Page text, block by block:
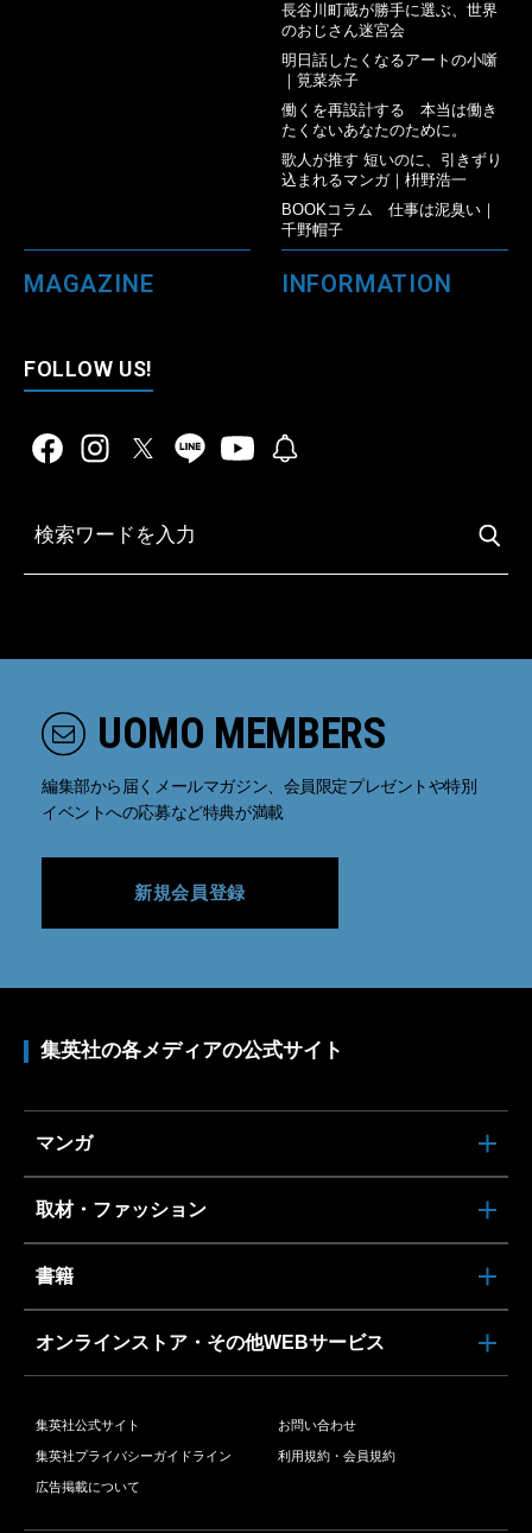
長谷川町蔵が勝手に選ぶ、世界
のおじさん迷宮会
明日話したくなるアートの小噺
｜筧菜奈子
働くを再設計する 本当は働き
たくないあなたのために。
歌人が推す 短いのに、引きずり
込まれるマンガ｜枡野浩一
BOOKコラム 仕事は泥臭い｜
千野帽子
MAGAZINE INFORMATION
FOLLOW US!
UOMO MEMBERS
編集部から届くメールマガジン、会員限定プレゼントや特別
イベントへの応募など特典が満載
新規会員登録
集英社の各メディアの公式サイト
マンガ
取材・ファッション
書籍
オンラインストア・その他WEBサービス
集英社公式サイト お問い合わせ
集英社プライバシーガイドライン 利用規約・会員規約
広告掲載について